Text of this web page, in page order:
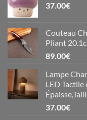
37.00€
Couteau
Pliant
89.00€
Lampe
LED
37.00€